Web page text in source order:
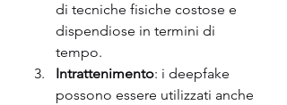
di tecniche fisiche costose e
dispendiose in termini di
tempo.
Intrattenimento: i deepfake
possono essere utilizzati anche